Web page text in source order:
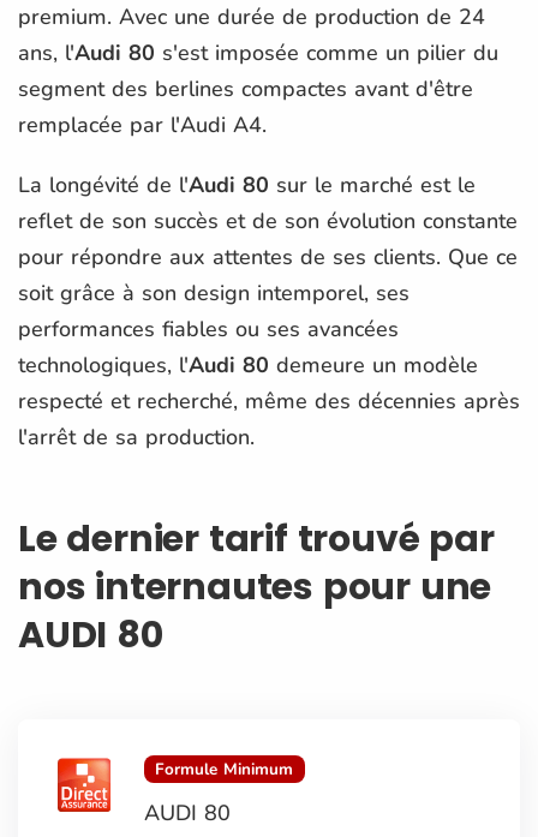
premium. Avec une durée de production de 24
ans, l'Audi 80 s'est imposée comme un pilier du
segment des berlines compactes avant d'être
remplacée par l'Audi A4.
La longévité de l'Audi 80 sur le marché est le
reflet de son succès et de son évolution constante
pour répondre aux attentes de ses clients. Que ce
soit grâce à son design intemporel, ses
performances fiables ou ses avancées
technologiques, l'Audi 80 demeure un modèle
respecté et recherché, même des décennies après
l'arrêt de sa production.
Le dernier tarif trouvé par
nos internautes pour une
AUDI 80
Formule Minimum
AUDI 80